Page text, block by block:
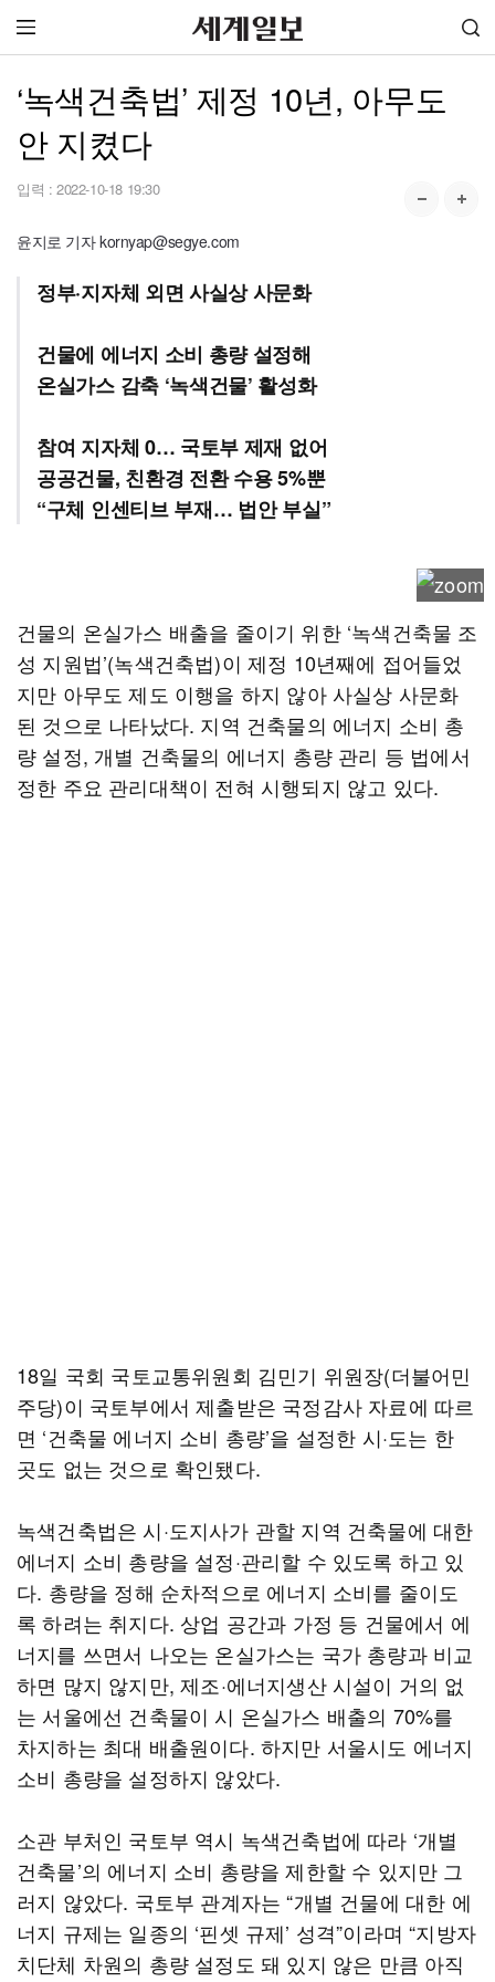
‘녹색건축법’ 제정 10년, 아무도
안 지켰다
입력 : 2022-10-18 19:30
윤지로 기자 kornyap@segye.com
정부·지자체 외면 사실상 사문화
건물에 에너지 소비 총량 설정해
온실가스 감축 ‘녹색건물’ 활성화
참여 지자체 0… 국토부 제재 없어
공공건물, 친환경 전환 수용 5%뿐
“구체 인센티브 부재… 법안 부실”
건물의 온실가스 배출을 줄이기 위한 ‘녹색건축물 조
성 지원법’(녹색건축법)이 제정 10년째에 접어들었
지만 아무도 제도 이행을 하지 않아 사실상 사문화
된 것으로 나타났다. 지역 건축물의 에너지 소비 총
량 설정, 개별 건축물의 에너지 총량 관리 등 법에서
정한 주요 관리대책이 전혀 시행되지 않고 있다.
18일 국회 국토교통위원회 김민기 위원장(더불어민
주당)이 국토부에서 제출받은 국정감사 자료에 따르
면 ‘건축물 에너지 소비 총량’을 설정한 시·도는 한
곳도 없는 것으로 확인됐다.
녹색건축법은 시·도지사가 관할 지역 건축물에 대한
에너지 소비 총량을 설정·관리할 수 있도록 하고 있
다. 총량을 정해 순차적으로 에너지 소비를 줄이도
록 하려는 취지다. 상업 공간과 가정 등 건물에서 에
너지를 쓰면서 나오는 온실가스는 국가 총량과 비교
하면 많지 않지만, 제조·에너지생산 시설이 거의 없
는 서울에선 건축물이 시 온실가스 배출의 70%를
차지하는 최대 배출원이다. 하지만 서울시도 에너지
소비 총량을 설정하지 않았다.
소관 부처인 국토부 역시 녹색건축법에 따라 ‘개별
건축물’의 에너지 소비 총량을 제한할 수 있지만 그
러지 않았다. 국토부 관계자는 “개별 건물에 대한 에
너지 규제는 일종의 ‘핀셋 규제’ 성격”이라며 “지방자
치단체 차원의 총량 설정도 돼 있지 않은 만큼 아직